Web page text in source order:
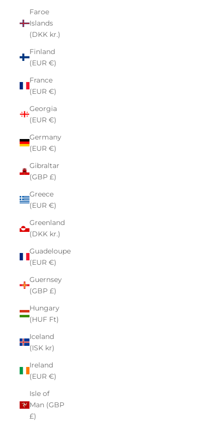
Faroe
Islands
(DKK kr.)
Finland
(EUR €)
France
(EUR €)
Georgia
(EUR €)
Germany
(EUR €)
Gibraltar
(GBP £)
Greece
(EUR €)
Greenland
(DKK kr.)
Guadeloupe
(EUR €)
Guernsey
(GBP £)
Hungary
(HUF Ft)
Iceland
(ISK kr)
Ireland
(EUR €)
Isle of
Man (GBP
£)